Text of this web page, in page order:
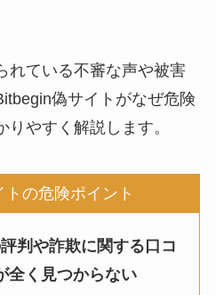
れている不審な声や被害
偽サイトがなぜ危険
やすく解説します。
の危険ポイント
判や詐欺に関する口コ
全く見つからない